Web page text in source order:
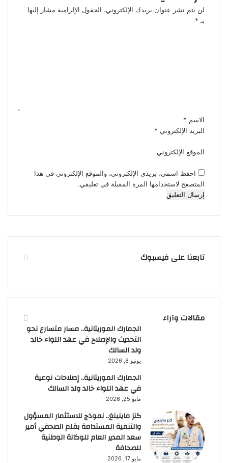
لن يتم نشر عنوان بريدك الإلكتروني. الحقول الإلزامية مشار إليها
بـ *
الاسم *
البريد الإلكتروني *
الموقع الإلكتروني
احفظ اسمي، بريدي الإلكتروني، والموقع الإلكتروني في هذا
المتصفح لاستخدامها المرة المقبلة في تعليقي.
تابعنا على فيسبوك
مقالات وآراء
الجمارك الموريتانية.. مسار متسارع نحو
التحديث والإصلاح في عهد اللواء خالد
ولد السالك
يونيو 8, 2026
الجمارك الموريتانية.. إصلاحات نوعية
في عهد اللواء خالد ولد السالك
مايو 25, 2026
كنز ماينينغ.. نموذج للاستثمار المسؤول
والتنمية المستدامة بقلم الصحفي أمير
سعد المدير العام للوكالة الوطنية
للصحافة
مايو 17, 2026